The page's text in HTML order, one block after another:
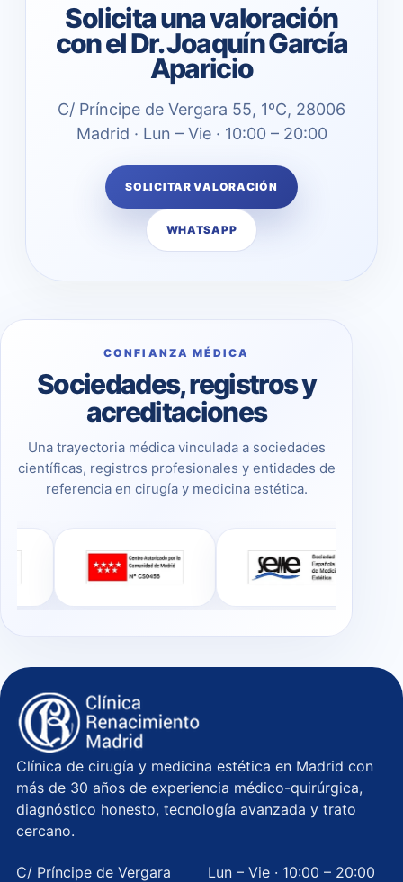
Solicita una valoración
con el Dr. Joaquín García
Aparicio
C/ Príncipe de Vergara 55, 1ºC, 28006
Madrid · Lun – Vie · 10:00 – 20:00
SOLICITAR VALORACIÓN
WHATSAPP
CONFIANZA MÉDICA
Sociedades, registros y
acreditaciones
Una trayectoria médica vinculada a sociedades
científicas, registros profesionales y entidades de
referencia en cirugía y medicina estética.
Clínica de cirugía y medicina estética en Madrid con
más de 30 años de experiencia médico-quirúrgica,
diagnóstico honesto, tecnología avanzada y trato
cercano.
C/ Príncipe de Vergara
Lun – Vie · 10:00 – 20:00